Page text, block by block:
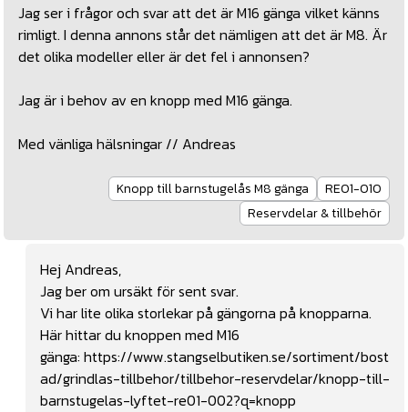
Jag ser i frågor och svar att det är M16 gänga vilket känns
rimligt. I denna annons står det nämligen att det är M8. Är
det olika modeller eller är det fel i annonsen?
Jag är i behov av en knopp med M16 gänga.
Med vänliga hälsningar // Andreas
Knopp till barnstugelås M8 gänga
RE01-010
Reservdelar & tillbehör
Hej Andreas,
Jag ber om ursäkt för sent svar.
Vi har lite olika storlekar på gängorna på knopparna.
Här hittar du knoppen med M16
gänga: https://www.stangselbutiken.se/sortiment/bost
ad/grindlas-tillbehor/tillbehor-reservdelar/knopp-till-
barnstugelas-lyftet-re01-002?q=knopp